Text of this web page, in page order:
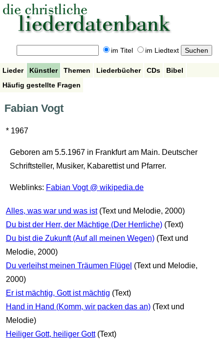
im Titel im Liedtext
Lieder Künstler Themen Liederbücher CDs
Bibel
Häufig gestellte Fragen
Fabian Vogt
* 1967
Geboren am 5.5.1967 in Frankfurt am Main. Deutscher
Schriftsteller, Musiker, Kabarett­ist und Pfarrer.
Weblinks: Fabian Vogt @ wikipedia.de
Alles, was war und was ist (Text und Melodie, 2000)
Du bist der Herr, der Mächtige (Der Herrliche) (Text)
Du bist die Zukunft (Auf all meinen Wegen) (Text und
Melodie, 2000)
Du verleihst meinen Träumen Flügel (Text und Melodie,
2000)
Er ist mächtig, Gott ist mächtig (Text)
Hand in Hand (Komm, wir packen das an) (Text und
Melodie)
Heiliger Gott, heiliger Gott (Text)